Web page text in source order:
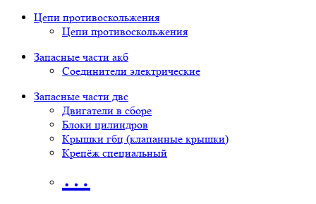
Цепи противоскольжения
Цепи противоскольжения
Запасные части акб
Соединители электрические
Запасные части двс
Двигатели в сборе
Блоки цилиндров
Крышки гбц (клапанные крышки)
Крепёж специальный
…